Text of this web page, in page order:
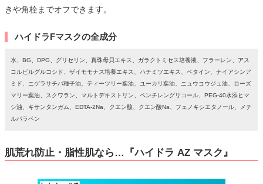
きや角栓までオフできます。
ハイドラFマスクの全成分
水、BG、DPG、グリセリン、真珠母貝エキス、ガラクトミセス培養液、フラーレン、アス
コルビルグルコシド、ザイモモナス培養エキス、ハチミツエキス、ベタイン、ナイアシンア
ミド、ニゲラサチバ種子油、ティーツリー葉油、ユーカリ葉油、ニュウコウジュ油、ローズ
マリー葉油、スクワラン、マルトデキストリン、ペンチレングリコール、PEG-40水添ヒマ
シ油、キサンタンガム、EDTA-2Na、クエン酸、クエン酸Na、フェノキシエタノール、メチ
ルパラベン
肌荒れ防止・脂性肌なら…『ハイドラ AZ マスク』